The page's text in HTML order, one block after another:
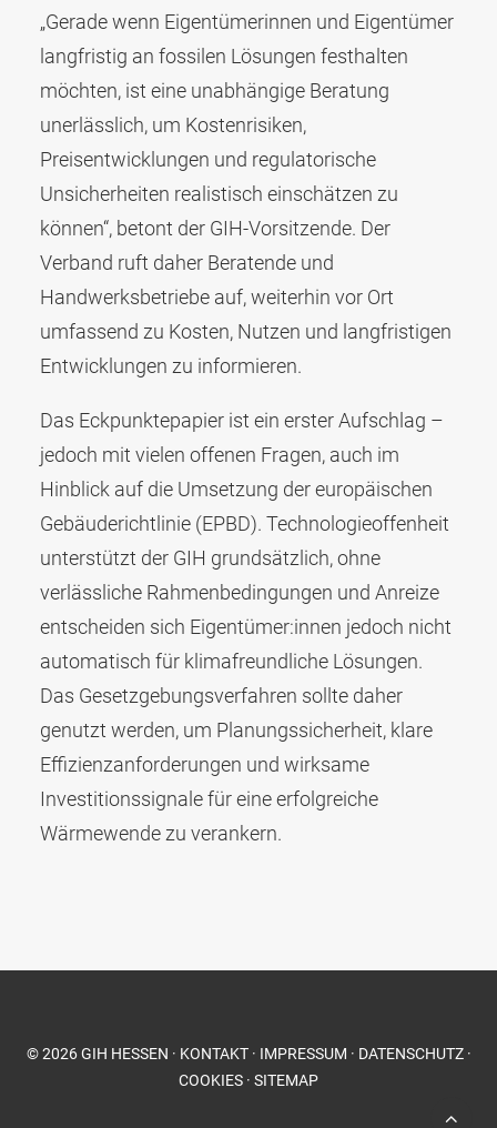
„Gerade wenn Eigentümerinnen und Eigentümer
langfristig an fossilen Lösungen festhalten
möchten, ist eine unabhängige Beratung
unerlässlich, um Kostenrisiken,
Preisentwicklungen und regulatorische
Unsicherheiten realistisch einschätzen zu
können“, betont der GIH-Vorsitzende. Der
Verband ruft daher Beratende und
Handwerksbetriebe auf, weiterhin vor Ort
umfassend zu Kosten, Nutzen und langfristigen
Entwicklungen zu informieren.
Das Eckpunktepapier ist ein erster Aufschlag –
jedoch mit vielen offenen Fragen, auch im
Hinblick auf die Umsetzung der europäischen
Gebäuderichtlinie (EPBD). Technologieoffenheit
unterstützt der GIH grundsätzlich, ohne
verlässliche Rahmenbedingungen und Anreize
entscheiden sich Eigentümer:innen jedoch nicht
automatisch für klimafreundliche Lösungen.
Das Gesetzgebungsverfahren sollte daher
genutzt werden, um Planungssicherheit, klare
Effizienzanforderungen und wirksame
Investitionssignale für eine erfolgreiche
Wärmewende zu verankern.
©2026GIH HESSEN · KONTAKT· IMPRESSUM · DATENSCHUTZ·
COOKIES · SITEMAP